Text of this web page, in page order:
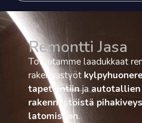
Remontti Jasa
Toteutamme laadukkaat
rakennustyöt
tapetointiinjaautotallien
rakennustöistä
latomiseen.